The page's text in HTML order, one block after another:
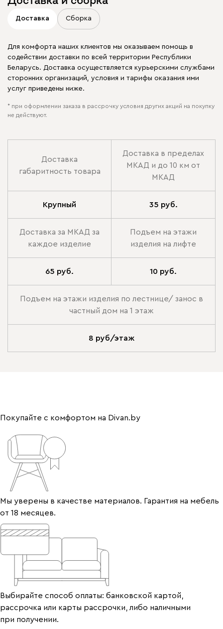
Доставка Сборка
Для комфорта наших клиентов мы оказываем помощь в
содействии доставки по всей территории Республики
Беларусь. Доставка осуществляется курьерскими службами
сторонних организаций, условия и тарифы оказания ими
услуг приведены ниже.
* при оформлении заказа в рассрочку условия других акций на покупку
не действуют.
Доставка
габаритность товара
Доставка в пределах
МКАД и до 10 км от
МКАД
Крупный 35 руб.
Доставка за МКАД за
каждое изделие
Подъем на этажи
изделия на лифте
65 руб. 10 руб.
Подъем на этажи изделия по лестнице/ занос в
частный дом на 1 этаж
8 руб/этаж
Покупайте с комфортом на Divan.by
Мы уверены в качестве материалов. Гарантия на мебель
от 18 месяцев.
Выбирайте способ оплаты: банковской картой,
рассрочка или карты рассрочки, либо наличными
при получении.